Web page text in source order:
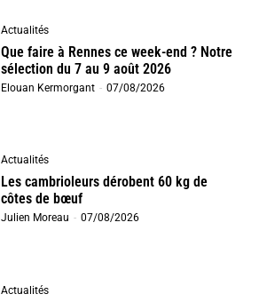
Actualités
Que faire à Rennes ce week-end ? Notre
sélection du 7 au 9 août 2026
Elouan Kermorgant - 07/08/2026
Actualités
Les cambrioleurs dérobent 60 kg de
côtes de bœuf
Julien Moreau - 07/08/2026
Actualités